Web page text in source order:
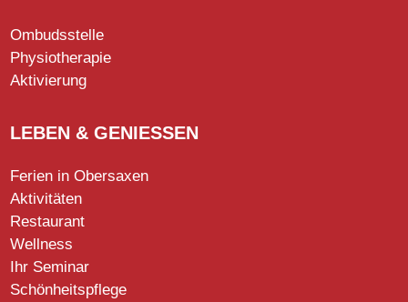
Ombudsstelle
Physiotherapie
Aktivierung
LEBEN & GENIESSEN
Ferien in Obersaxen
Aktivitäten
Restaurant
Wellness
Ihr Seminar
Schönheitspflege